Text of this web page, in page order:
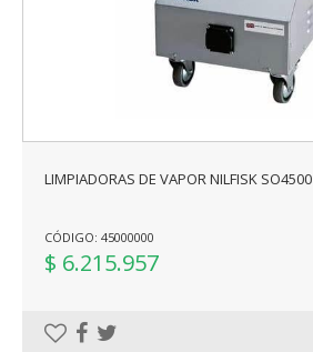
LIMPIADORAS DE VAPOR NILFISK SO4500
CÓDIGO: 45000000
$ 6.215.957